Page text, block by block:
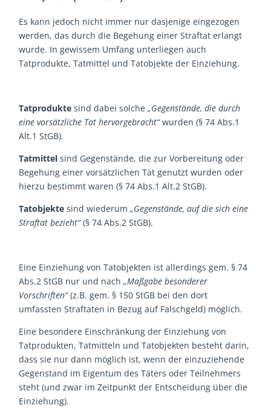
Es kann jedoch nicht immer nur dasjenige eingezogen
werden, das durch die Begehung einer Straftat erlangt
wurde. In gewissem Umfang unterliegen auch
Tatprodukte, Tatmittel und Tatobjekte der Einziehung.
Tatprodukte sind dabei solche„Gegenstände, die durch
eine vorsätzliche Tat hervorgebracht“wurden (§ 74 Abs.1
Alt.1 StGB).
Tatmittel sind Gegenstände, die zur Vorbereitung oder
Begehung einer vorsätzlichen Tat genutzt wurden oder
hierzu bestimmt waren (§ 74 Abs.1 Alt.2 StGB).
Tatobjekte sind wiederum„Gegenstände, auf die sich eine
Straftat bezieht“(§ 74 Abs.2 StGB).
Eine Einziehung von Tatobjekten ist allerdings gem. § 74
Abs.2 StGB nur und nach„Maßgabe besonderer
Vorschriften“(z.B. gem. § 150 StGB bei den dort
umfassten Straftaten in Bezug auf Falschgeld) möglich.
Eine besondere Einschränkung der Einziehung von
Tatprodukten, Tatmitteln und Tatobjekten besteht darin,
dass sie nur dann möglich ist, wenn der einzuziehende
Gegenstand im Eigentum des Täters oder Teilnehmers
steht (und zwar im Zeitpunkt der Entscheidung über die
Einziehung).